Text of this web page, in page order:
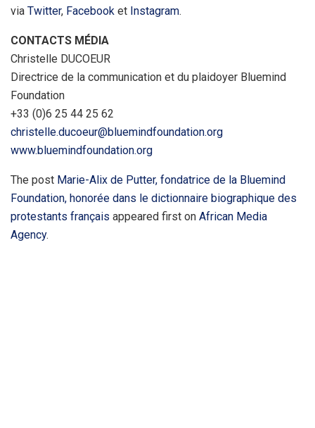
via Twitter, Facebook et Instagram.
CONTACTS MÉDIA
Christelle DUCOEUR
Directrice de la communication et du plaidoyer Bluemind
Foundation
+33 (0)6 25 44 25 62
christelle.ducoeur@bluemindfoundation.org
www.bluemindfoundation.org
The post Marie-Alix de Putter, fondatrice de la Bluemind
Foundation, honorée dans le dictionnaire biographique des
protestants français appeared first on African Media
Agency.